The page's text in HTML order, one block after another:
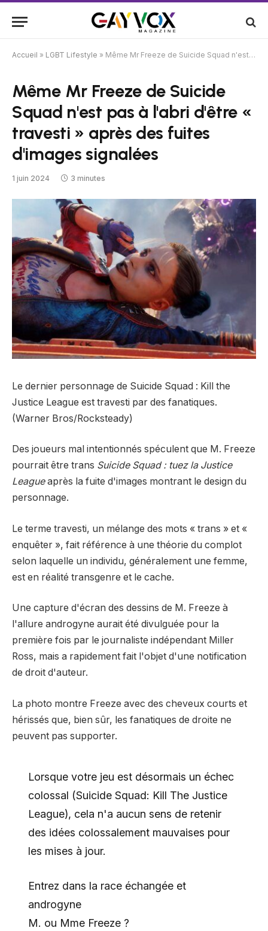
Accueil » LGBT Lifestyle » Même Mr Freeze de Suicide Squad n'est pas à l'abri d'être « travesti » après des fuites d'images signalées
Même Mr Freeze de Suicide
Squad n'est pas à l'abri d'être «
travesti » après des fuites
d'images signalées
1 juin 2024 3 minutes
Le dernier personnage de Suicide Squad : Kill the
Justice League est travesti par des fanatiques.
(Warner Bros/Rocksteady)
Des joueurs mal intentionnés spéculent que M. Freeze
pourrait être trans Suicide Squad : tuez la Justice
Leagueaprès la fuite d'images montrant le design du
personnage.
Le terme travesti, un mélange des mots « trans » et «
enquêter », fait référence à une théorie du complot
selon laquelle un individu, généralement une femme,
est en réalité transgenre et le cache.
Une capture d'écran des dessins de M. Freeze à
l'allure androgyne aurait été divulguée pour la
première fois par le journaliste indépendant Miller
Ross, mais a rapidement fait l'objet d'une notification
de droit d'auteur.
La photo montre Freeze avec des cheveux courts et
hérissés que, bien sûr, les fanatiques de droite ne
peuvent pas supporter.
Lorsque votre jeu est désormais un échec
colossal (Suicide Squad: Kill The Justice
League), cela n'a aucun sens de retenir
des idées colossalement mauvaises pour
les mises à jour.
Entrez dans la race échangée et
androgyne
M. ou Mme Freeze ?